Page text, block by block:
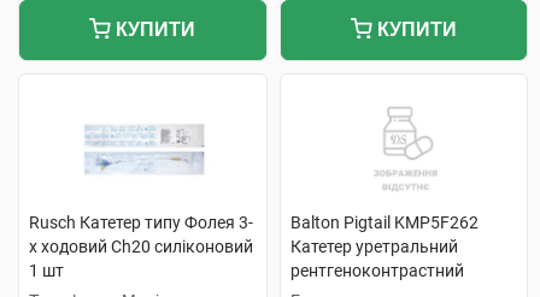
КУПИТИ КУПИТИ
Rusch Катетер типу Фолея 3-
х ходовий Ch20 силіконовий
1 шт
Balton Pigtail KMP5F262
Катетер уретральний
рентгеноконтрастний